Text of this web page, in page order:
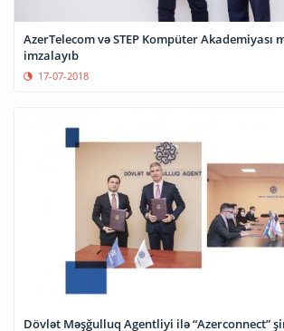
AzerTelecom və STEP Kompüter Akademiyası
imzalayıb
17-07-2018
Dövlət Məşğulluq Agentliyi ilə “Azerconnect”